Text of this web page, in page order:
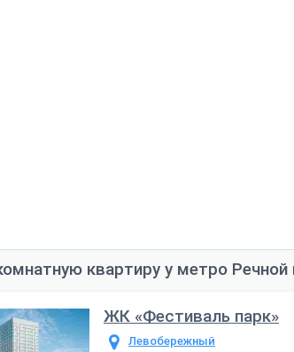
квартиру у метро
ЖК «Фестиваль парк»
Левобережный